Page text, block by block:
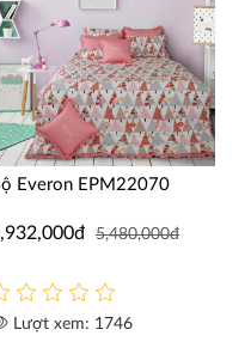
Everon EPM22070
5,480,000đ
Lượt xem: 1746